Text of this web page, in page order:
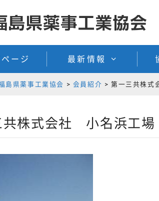
ージ 最新情報
島県薬事工業協会 > 会員紹介 >第一三共株
共株式会社 小名浜工場